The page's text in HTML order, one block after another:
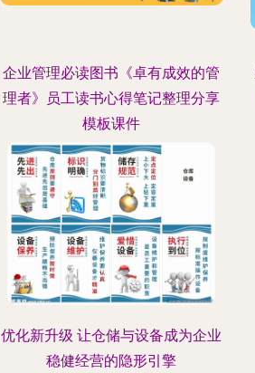
企业管理必读图书《卓有成效的管
理者》员工读书心得笔记整理分享
模板课件
优化新升级 让仓储与设备成为企业
稳健经营的隐形引擎